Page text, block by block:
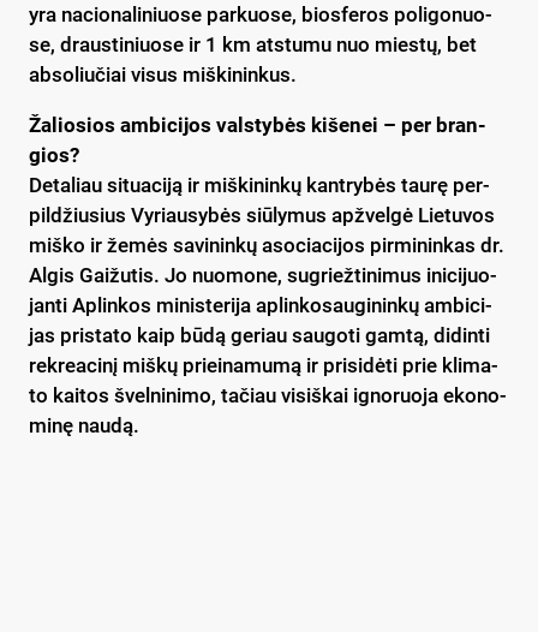
yra na­cio­na­li­niuo­se par­kuo­se, bios­fe­ros po­li­go­nuo­
se, draus­ti­niuo­se ir 1 km at­stu­mu nuo mies­tų, bet
ab­so­liu­čiai vi­sus miš­ki­nin­kus.
Ža­lio­sios am­bi­ci­jos vals­ty­bės ki­še­nei – per bran­
gios?
De­ta­liau si­tua­ci­ją ir miš­ki­nin­kų kant­ry­bės tau­rę per­
pil­džiu­sius Vy­riau­sy­bės siū­ly­mus ap­žvel­gė Lie­tu­vos
miš­ko ir že­mės sa­vi­nin­kų aso­cia­ci­jos pir­mi­nin­kas dr.
Al­gis Gai­žu­tis. Jo nuo­mo­ne, su­griež­ti­ni­mus ini­ci­juo­
jan­ti Ap­lin­kos mi­nis­te­ri­ja ap­lin­ko­sau­gi­nin­kų am­bi­ci­
jas pri­sta­to kaip bū­dą ge­riau sau­go­ti gam­tą, di­din­ti
rek­rea­ci­nį miš­kų priei­na­mu­mą ir pri­si­dė­ti prie kli­ma­
to kai­tos švel­ni­ni­mo, ta­čiau vi­siš­kai ig­no­ruo­ja eko­no­
mi­nę nau­dą.